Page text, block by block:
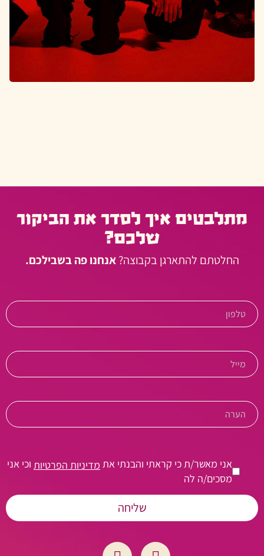
מתלבטים איך לסדר את הביקור
שלכם?
החלטתם להתארגן בקבוצה?אנחנו פה בשבילכם.
אני מאשר/ת כי קראתי והבנתי את מדיניות הפרטיות וכי אני
מסכים/ה לה